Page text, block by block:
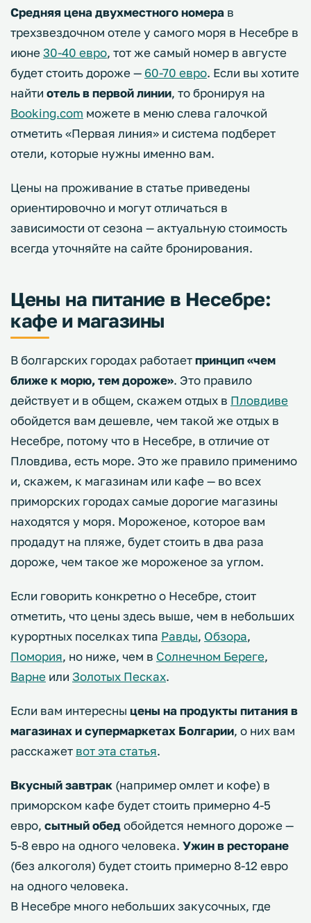
Средняя цена двухместного номера в
трехзвездочном отеле у самого моря в Несебре в
июне 30-40 евро, тот же самый номер в августе
будет стоить дороже — 60-70 евро. Если вы хотите
найти отель в первой линии, то бронируя на
Booking.com можете в меню слева галочкой
отметить «Первая линия» и система подберет
отели, которые нужны именно вам.
Цены на проживание в статье приведены
ориентировочно и могут отличаться в
зависимости от сезона — актуальную стоимость
всегда уточняйте на сайте бронирования.
Цены на питание в Несебре:
кафе и магазины
В болгарских городах работаетпринцип «чем
ближе к морю, тем дороже». Это правило
действует и в общем, скажем отдых в Пловдиве
обойдется вам дешевле, чем такой же отдых в
Несебре, потому что в Несебре, в отличие от
Пловдива, есть море. Это же правило применимо
и, скажем, к магазинам или кафе — во всех
приморских городах самые дорогие магазины
находятся у моря. Мороженое, которое вам
продадут на пляже, будет стоить в два раза
дороже, чем такое же мороженое за углом.
Если говорить конкретно о Несебре, стоит
отметить, что цены здесь выше, чем в небольших
курортных поселках типа Равды, Обзора,
Помория, но ниже, чем в Солнечном Береге,
Варне или Золотых Песках.
Если вам интересны цены на продукты питания в
магазинах и супермаркетах Болгарии, о них вам
расскажет вот эта статья.
Вкусный завтрак (например омлет и кофе) в
приморском кафе будет стоить примерно 4-5
евро, сытный обедобойдется немного дороже —
5-8 евро на одного человека. Ужин в ресторане
(без алкоголя) будет стоить примерно 8-12 евро
на одного человека.
В Несебре много небольших закусочных, где